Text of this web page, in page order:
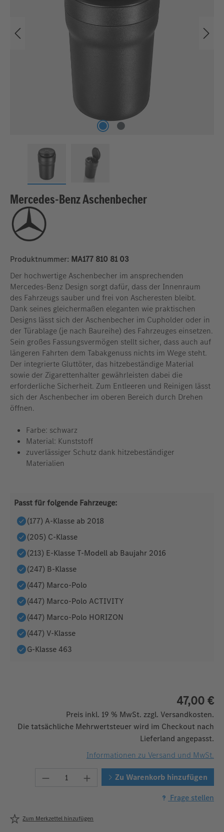
Mercedes-Benz Aschenbecher
Produktnummer: MA177 810 81 03
Der hochwertige Aschenbecher im ansprechenden
Mercedes-Benz Design sorgt dafür, dass der Innenraum
des Fahrzeugs sauber und frei von Ascheresten bleibt.
Dank seines gleichermaßen eleganten wie praktischen
Designs lässt sich der Aschenbecher im Cupholder oder in
der Türablage (je nach Baureihe) des Fahrzeuges einsetzen.
Sein großes Fassungsvermögen stellt sicher, dass auch auf
längeren Fahrten dem Tabakgenuss nichts im Wege steht.
Der integrierte Gluttöter, das hitzebeständige Material
sowie der Zigarettenhalter gewährleisten dabei die
erforderliche Sicherheit. Zum Entleeren und Reinigen lässt
sich der Aschenbecher im oberen Bereich durch Drehen
öffnen.
Farbe: schwarz
Material: Kunststoff
zuverlässiger Schutz dank hitzebeständiger
Materialien
Passt für folgende Fahrzeuge:
(177) A-Klasse ab 2018
(205) C-Klasse
(213) E-Klasse T-Modell ab Baujahr 2016
(247) B-Klasse
(447) Marco-Polo
(447) Marco-Polo ACTIVITY
(447) Marco-Polo HORIZON
(447) V-Klasse
G-Klasse 463
47,00 €
Preis inkl. 19 % MwSt. zzgl. Versandkosten.
Die tatsächliche Mehrwertsteuer wird im Checkout nach
Lieferland angepasst.
Informationen zu Versand und MwSt.
Produkt Anzahl: Gib denZu Warenkorb hinzufügen
Frage stellen
Zum Merkzettel hinzufügen